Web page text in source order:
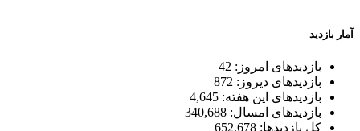
آمار بازدید
بازدیدهای امروز: 42
بازدیدهای دیروز: 872
بازدیدهای این هفته: 4,645
بازدیدهای امسال: 340,688
کل بازدیدها: 652,678